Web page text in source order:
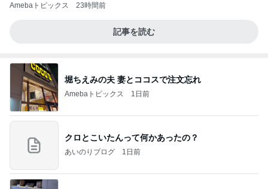
Amebaトピックス 23時間前
記事を読む
堀ちえみの夫 妻とココスで注文忘れ
Amebaトピックス 1日前
クロとこいたんって何かあったの？
あいのりブログ 1日前